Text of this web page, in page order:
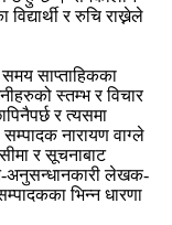
र रुचि राख्नेले
समय साप्ताहिकका
स्तम्भ र विचार
र त्यसमा
नारायण वाग्ले
र सूचनाबाट
अनुसन्धानकारी लेखक-
भिन्न धारणा